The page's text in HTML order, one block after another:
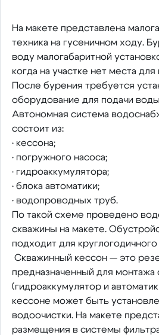
На макете представлена
техника на гусеничном ходу.
воду малогабаритной
когда на участке нет места
После бурения требуется
оборудование для подачи
Автономная система
состоит из:
• кессона;
• погружного насоса;
• гидроаккумулятора;
• блока автоматики;
• водопроводных труб.
По такой схеме проведено
скважины на макете.
подходит для
Скважинный кессон — это
предназначенный для монтажа
(гидроаккумулятор и
кессоне может быть
водоочистки. На макете
размещения в системы